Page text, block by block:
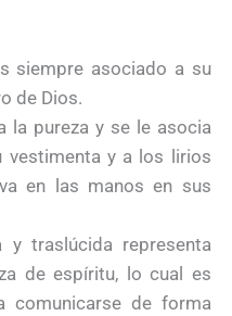
siempre asociado a su
de Dios.
la pureza y se le asocia
vestimenta y a los lirios
en las manos en sus
y traslúcida representa
de espíritu, lo cual es
comunicarse de forma